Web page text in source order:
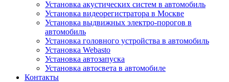
Установка акустических систем в автомобиль
Установка видеорегистратора в Москве
Установка выдвижных электро-порогов в
автомобиль
Установка головного устройства в автомобиль
Установка Webasto
Установка автозапуска
Установка автосвета в автомобиле
Контакты